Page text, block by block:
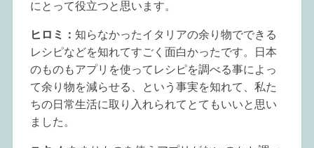
にとって役立つと思います。
ヒロミ： 知らなかったイタリアの余り物でできる
レシピなどを知れてすごく面白かったです。日本
のものもアプリを使ってレシピを調べる事によっ
て余り物を減らせる、という事実を知れて、私た
ちの日常生活に取り入れられてとてもいいと思い
ました。